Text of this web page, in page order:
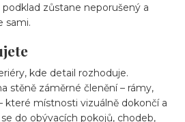
zůstane neporušený a
sami.
kde detail rozhoduje.
stěně záměrné členění – rámy,
které místnosti vizuálně dokončí a
do obývacích pokojů, chodeb,